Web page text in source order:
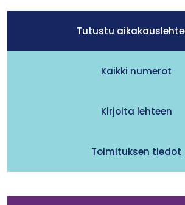
Tutustu
Kaikki numerot
Kirjoita lehteen
Toimituksen tiedot